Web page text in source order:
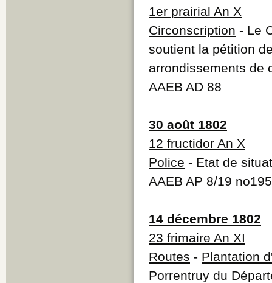
1er prairial An X
Circonscription - Le
soutient la pétition
arrondissements de
AAEB AD 88
30 août 1802
12 fructidor An X
Police - Etat de
AAEB AP 8/19
14 décembre 1802
23 frimaire An XI
Routes - Plantation
Porrentruy du